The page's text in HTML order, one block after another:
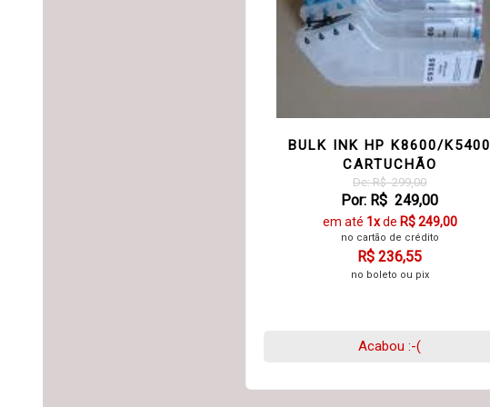
BULK INK HP K8600/K5400
CARTUCHÃO
De: R$ 299,00
Por: R$ 249,00
em até 1xde R$ 249,00
no cartão de crédito
R$ 236,55
no boleto ou pix
Acabou :-(